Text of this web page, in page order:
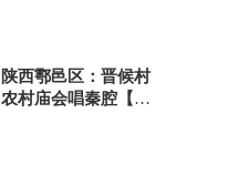
陕西鄠邑区：晋候村
农村庙会唱秦腔【摄